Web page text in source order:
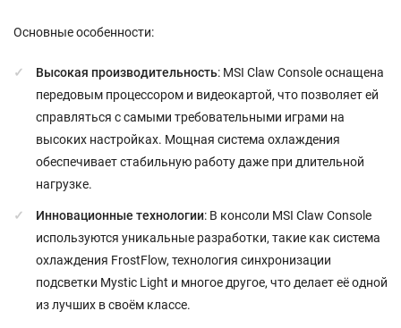
Основные особенности:
Высокая производительность: MSI Claw Console оснащена
передовым процессором и видеокартой, что позволяет ей
справляться с самыми требовательными играми на
высоких настройках. Мощная система охлаждения
обеспечивает стабильную работу даже при длительной
нагрузке.
Инновационные технологии: В консоли MSI Claw Console
используются уникальные разработки, такие как система
охлаждения FrostFlow, технология синхронизации
подсветки Mystic Light и многое другое, что делает её одной
из лучших в своём классе.